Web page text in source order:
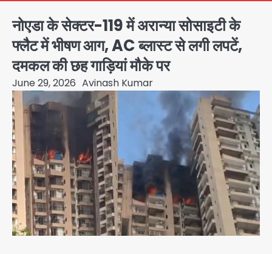
नोएडा के सेक्टर-119 में अरान्या सोसाइटी के
फ्लैट में भीषण आग, AC ब्लास्ट से लगी लपटें,
दमकल की छह गाड़ियां मौके पर
June 29, 2026 Avinash Kumar